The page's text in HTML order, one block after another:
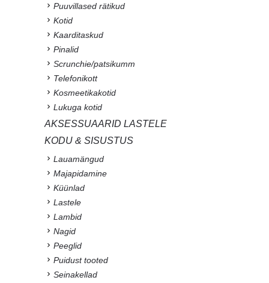
Puuvillased rätikud
Kotid
Kaarditaskud
Pinalid
Scrunchie/patsikumm
Telefonikott
Kosmeetikakotid
Lukuga kotid
AKSESSUAARID LASTELE
KODU & SISUSTUS
Lauamängud
Majapidamine
Küünlad
Lastele
Lambid
Nagid
Peeglid
Puidust tooted
Seinakellad